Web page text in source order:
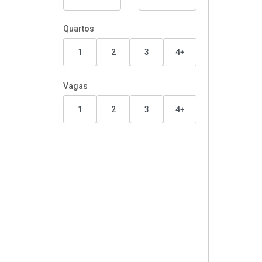
Quartos
1 2 3 4+
Vagas
1 2 3 4+